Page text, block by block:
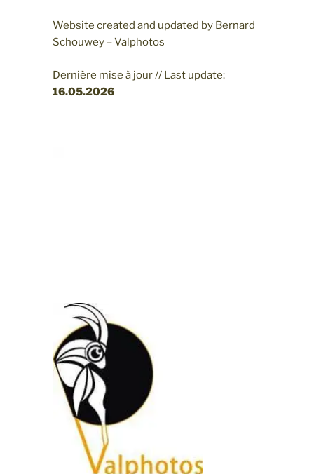
Website created and updated by Bernard
Schouwey – Valphotos
Dernière mise à jour // Last update:
16.05.2026